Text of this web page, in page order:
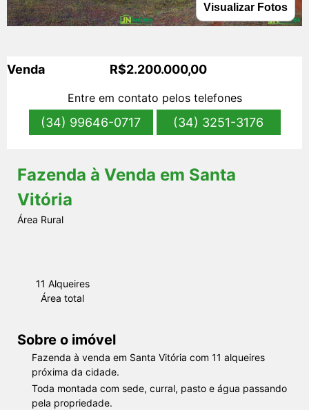
s
Visualizar Fotos
Venda R$2.200.000,00
Entre em contato pelos telefones
(34) 99646-0717 (34) 3251-3176
Fazenda à Venda em Santa
Vitória
Área Rural
11 Alqueires
Área total
Sobre o imóvel
Fazenda à venda em Santa Vitória com 11 alqueires
próxima da cidade.
Toda montada com sede, curral, pasto e água passando
pela propriedade.